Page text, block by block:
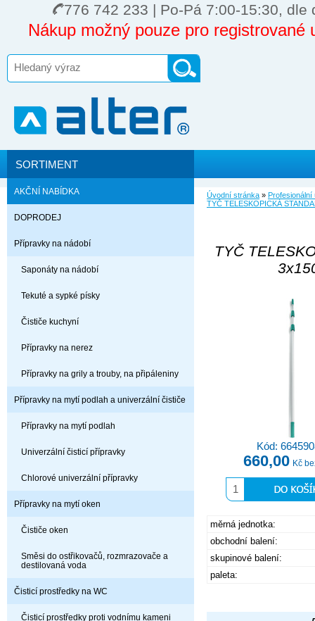
776 742 233 | Po-Pá 7:00-15:30, dle
Nákup možný pouze pro registrované
SORTIMENT
AKČNÍ NABÍDKA
DOPRODEJ
Přípravky na nádobí
Saponáty na nádobí
Tekuté a sypké písky
Čističe kuchyní
Přípravky na nerez
Přípravky na grily a trouby, na připáleniny
Přípravky na mytí podlah a univerzální čističe
Přípravky na mytí podlah
Univerzální čisticí přípravky
Chlorové univerzální přípravky
Přípravky na mytí oken
Čističe oken
Směsi do ostřikovačů, rozmrazovače a
destilovaná voda
Čisticí prostředky na WC
Čisticí prostředky proti vodnímu kameni
Úvodní stránka » Profesionální
TYČ TELESKOPICKÁ
TYČ
Kód:
660,00 Kč
měrná jednotka:
obchodní balení:
skupinové balení:
paleta: